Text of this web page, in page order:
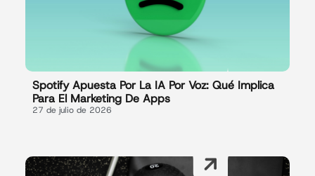
Spotify Apuesta Por La IA Por Voz: Qué Implica
Para El Marketing De Apps
27 de julio de 2026